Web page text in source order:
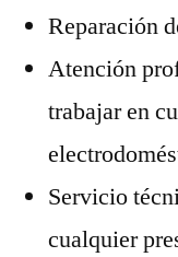
Reparación
Atención
trabajar en
Servicio
cualquier